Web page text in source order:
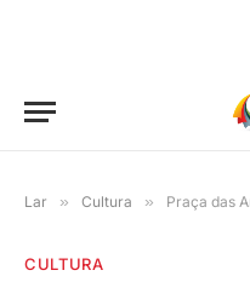
Lar » Cultura » Praça das Artes Neguinho do
CULTURA